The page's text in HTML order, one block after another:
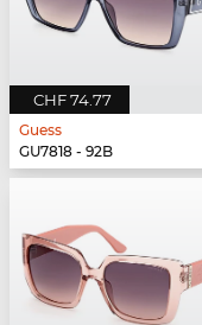
CHF 74.77
Guess
GU7818 - 92B